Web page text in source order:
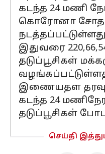
கடந்த 24 மணி
கொரோனா
இதுவரை
தடுப்பூசிகள்
இணையதள
கடந்த 24
தடுப்பூசிகள்
செய்தி